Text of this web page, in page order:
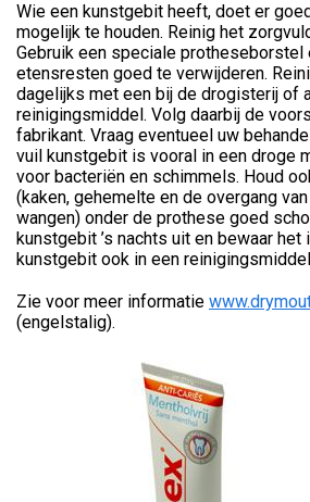
Wie een kunstgebit heeft, doet er
mogelijk te houden. Reinig het
Gebruik een speciale protheseborstel
etensresten goed te verwijderen.
dagelijks met een bij de drogisterij of
reinigingsmiddel. Volg daarbij de
fabrikant. Vraag eventueel uw
vuil kunstgebit is vooral in een droge
voor bacteriën en schimmels. Houd
(kaken, gehemelte en de overgang
wangen) onder de prothese goed
kunstgebit ’s nachts uit en bewaar het
kunstgebit ook in een
Zie voor meer informatie
(engelstalig).